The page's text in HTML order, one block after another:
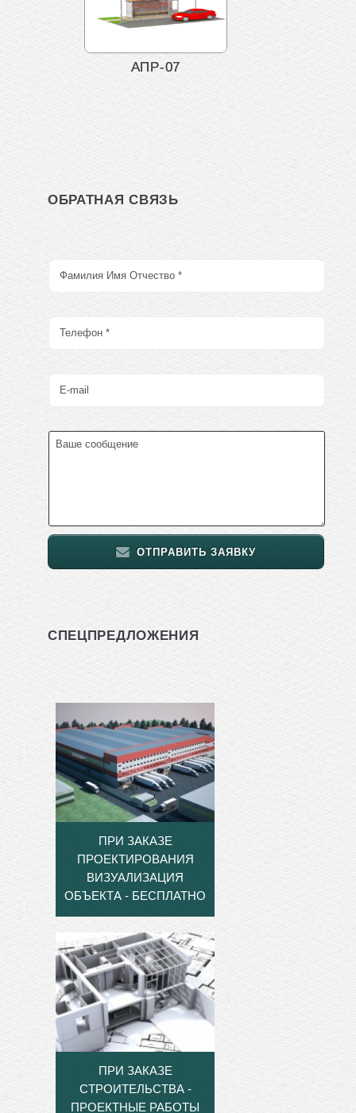
АПР-07
ОБРАТНАЯ СВЯЗЬ
ОТПРАВИТЬ ЗАЯВКУ
СПЕЦПРЕДЛОЖЕНИЯ
ПРИ ЗАКАЗЕ
ПРОЕКТИРОВАНИЯ
ВИЗУАЛИЗАЦИЯ
ОБЪЕКТА - БЕСПЛАТНО
ПРИ ЗАКАЗЕ
СТРОИТЕЛЬСТВА -
ПРОЕКТНЫЕ РАБОТЫ